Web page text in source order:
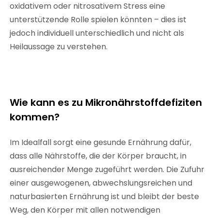
oxidativem oder nitrosativem Stress eine
unterstützende Rolle spielen könnten – dies ist
jedoch individuell unterschiedlich und nicht als
Heilaussage zu verstehen.
Wie kann es zu Mikronährstoffdefiziten
kommen?
Im Idealfall sorgt eine gesunde Ernährung dafür,
dass alle Nährstoffe, die der Körper braucht, in
ausreichender Menge zugeführt werden. Die Zufuhr
einer ausgewogenen, abwechslungsreichen und
naturbasierten Ernährung ist und bleibt der beste
Weg, den Körper mit allen notwendigen